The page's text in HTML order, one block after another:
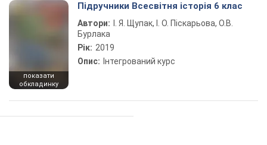
показати
обкладинку
Підручники Всесвітня історія 6 клас
Автори:
І. Я. Щупак, І. О. Піскарьова, О.В.
Бурлака
Рік: 2019
Опис: Інтегрований курс